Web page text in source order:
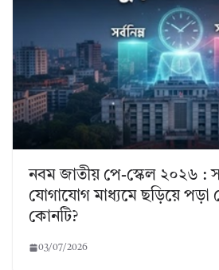
নবম জাতীয় পে-স্কেল ২০২৬ :
যোগাযোগ মাধ্যমে ছড়িয়ে পড়া
কোনটি?
03/07/2026